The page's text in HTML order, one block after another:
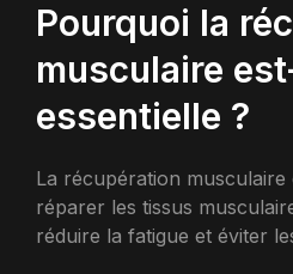
Pourquoi la
musculaire
essentielle ?
La récupération musculaire
réparer les tissus
réduire la fatigue et éviter